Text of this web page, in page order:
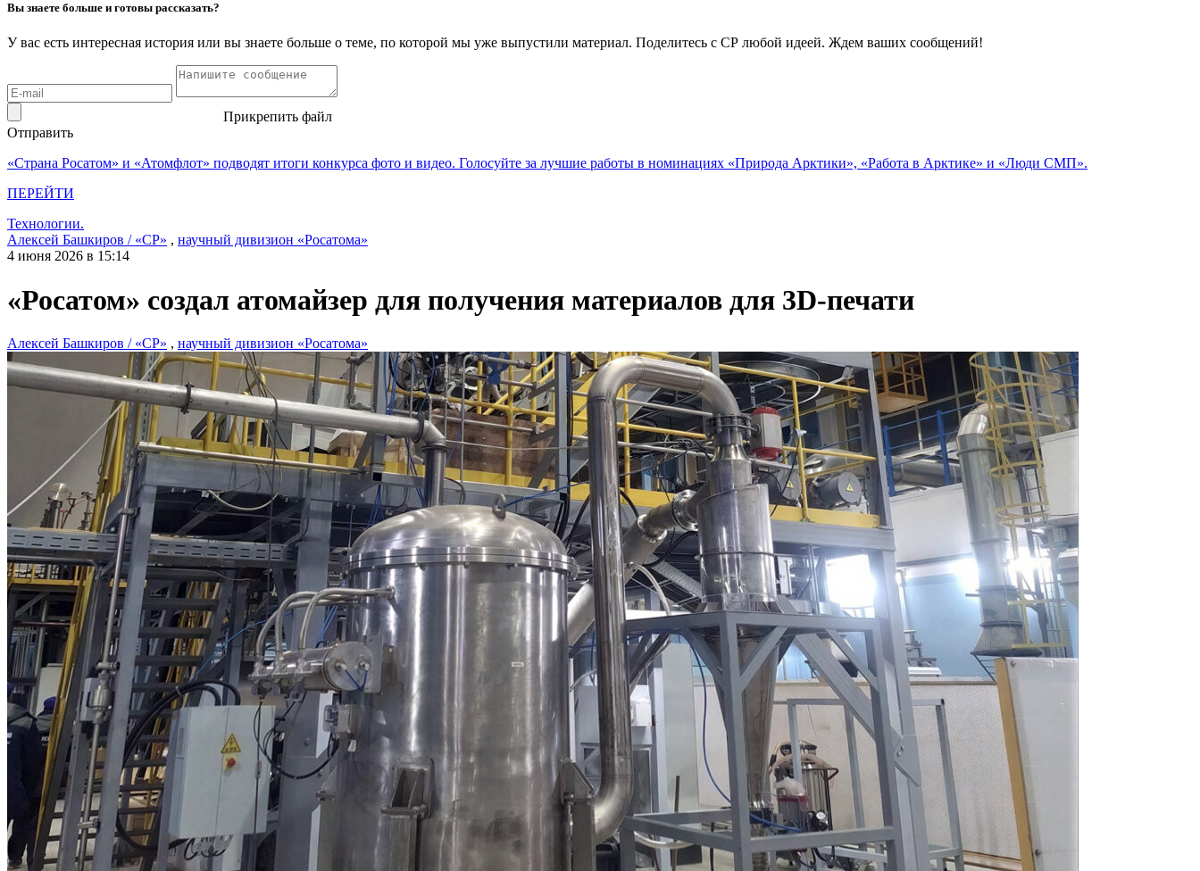
Вы знаете больше и готовы рассказать?
У вас есть интересная история или вы знаете больше о теме, по которой мы уже выпустили материал. Поделитесь с СР любой идеей. Ждем ваших сообщений!
Прикрепить файл
Отправить
«Страна Росатом» и «Атомфлот» подводят итоги конкурса фото и видео. Голосуйте за лучшие работы в номинациях «Природа Арктики», «Работа в Арктике» и «Люди СМП».
ПЕРЕЙТИ
Технологии.
Алексей Башкиров / «СР» , научный дивизион «Росатома»
4 июня 2026 в 15:14
«Росатом» создал атомайзер для получения материалов для 3D-печати
Алексей Башкиров / «СР» , научный дивизион «Росатома»